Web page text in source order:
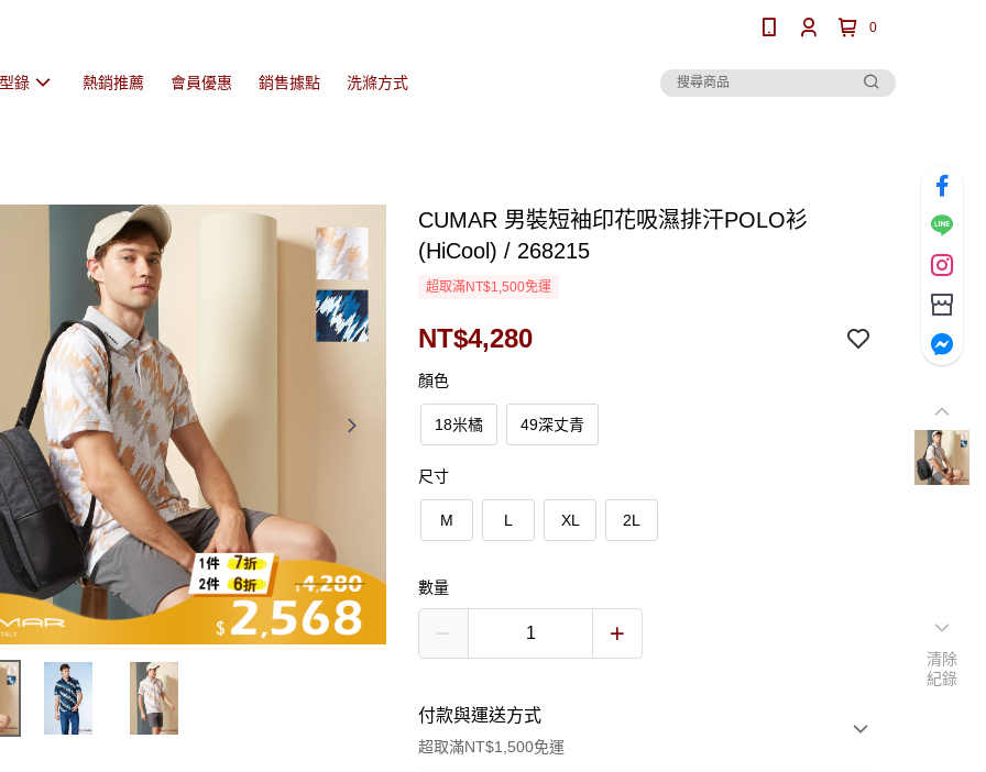
0
錄 熱銷推薦 會員優惠 銷售據點 洗滌方式
CUMAR 男裝短袖印花吸濕排汗POLO衫
(HiCool) / 268215
超取滿NT$1,500免運
NT$4,280
顏色
18米橘 49深丈青
尺寸
M L XL 2L
數量
付款與運送方式
超取滿NT$1,500免運
清除
紀錄